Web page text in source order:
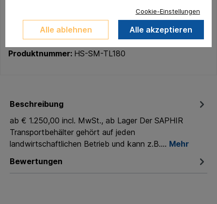
Preis anfragen
Zum Merkzettel hinzufügen
Produktnummer: HS-SM-TL180
Beschreibung
ab € 1.250,00 incl. MwSt., ab Lager Der SAPHIR
Transportbehälter gehört auf jeden
landwirtschaftlichen Betrieb und kann z.B.… Mehr
Bewertungen
Cookie-Einstellungen
Alle ablehnen Alle akzeptieren